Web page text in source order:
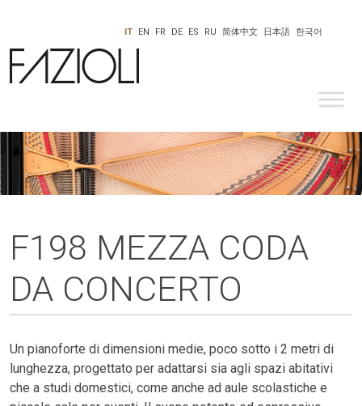
한국어
日本語
IT EN FR DE ES RU 简体中文
F198 MEZZA CODA
DA CONCERTO
Un pianoforte di dimensioni medie, poco sotto i 2 metri di
lunghezza, progettato per adattarsi sia agli spazi abitativi
che a studi domestici, come anche ad aule scolastiche e